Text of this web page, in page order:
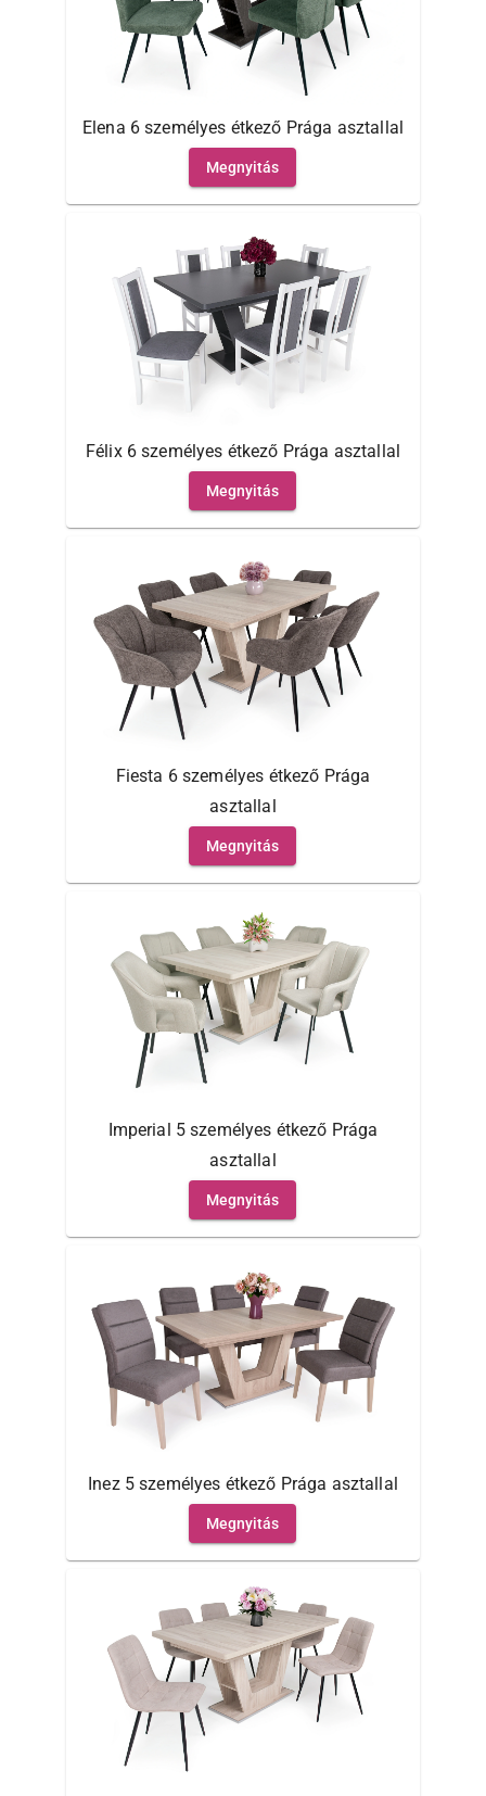
Elena 6 személyes étkező Prága asztallal
Megnyitás
Félix 6 személyes étkező Prága asztallal
Megnyitás
Fiesta 6 személyes étkező Prága
asztallal
Megnyitás
Imperial 5 személyes étkező Prága
asztallal
Megnyitás
Inez 5 személyes étkező Prága asztallal
Megnyitás